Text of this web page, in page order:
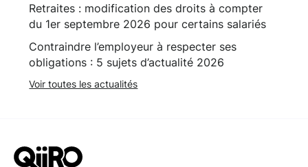
Retraites : modification des droits à compter
du 1er septembre 2026 pour certains salariés
Contraindre l’employeur à respecter ses
obligations : 5 sujets d’actualité 2026
Voir toutes les actualités